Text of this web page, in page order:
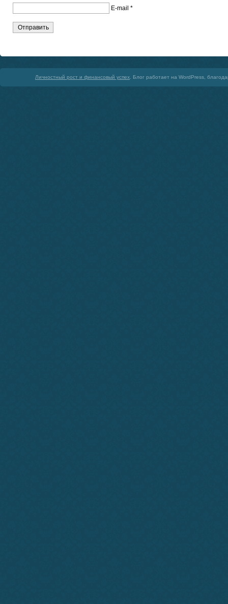
E-mail *
Личностный рост и финансовый успех . Блог работает на WordPress,